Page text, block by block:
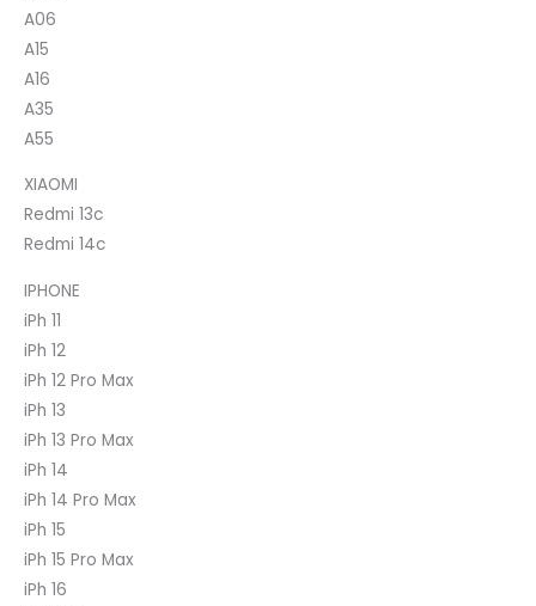
A06
A15
A16
A35
A55
XIAOMI
Redmi 13c
Redmi 14c
IPHONE
iPh 11
iPh 12
iPh 12 Pro Max
iPh 13
iPh 13 Pro Max
iPh 14
iPh 14 Pro Max
iPh 15
iPh 15 Pro Max
iPh 16